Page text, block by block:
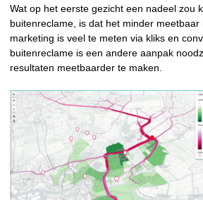
Wat op het eerste gezicht een nadeel zou
buitenreclame, is dat het minder meetbaar
marketing is veel te meten via kliks en
buitenreclame is een andere aanpak
resultaten meetbaarder te maken.